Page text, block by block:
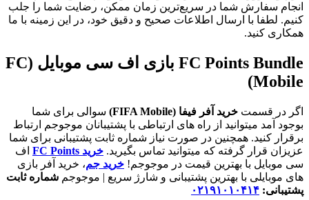
انجام سفارش شما در سریع‌ترین زمان ممکن، رضایت شما را جلب
کنیم. لطفا با ارسال اطلاعات صحیح و دقیق خود، در این زمینه با ما
همکاری کنید.
FC Points Bundle بازی اف سی موبایل (FC
Mobile)
اگر در قسمت خرید آفر فیفا (FIFA Mobile)
سوالی برای شما
بوجود آمد میتوانید از راه های ارتباطی با پشتیبانان موجوجم ارتباط
برقرار کنید. همچنین در صورت نیاز شماره ثابت پشتیبانی برای شما
عزیزان قرار گرفته که میتوانید تماس بگیرید. خرید FC Points
اف
سی موبایل با بهترین قیمت در موجوجم! خرید جم، خرید آفر بازی
های موبایلی با بهترین پشتیبانی و شارژ سریع | موجوجم شماره ثابت
پشتیبانی: ۰۲۱۹۱۰۱۰۴۱۴